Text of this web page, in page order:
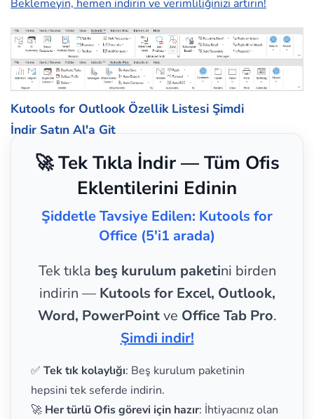
Beklemeyin, hemen indirin ve verimliliğinizi artırın!
Kutools for Outlook Özellik Listesi Şimdi
İndir Satın Al'a Git
🚀 Tek Tıkla İndir — Tüm Ofis
Eklentilerini Edinin
Şiddetle Tavsiye Edilen: Kutools for
Office (5'i1 arada)
Tek tıkla beş kurulum paketini birden
indirin — Kutools for Excel, Outlook,
Word, PowerPointve Office Tab Pro.
Şimdi indir!
✅ Tek tık kolaylığı: Beş kurulum paketinin
hepsini tek seferde indirin.
🚀 Her türlü Ofis görevi için hazır: İhtiyacınız olan